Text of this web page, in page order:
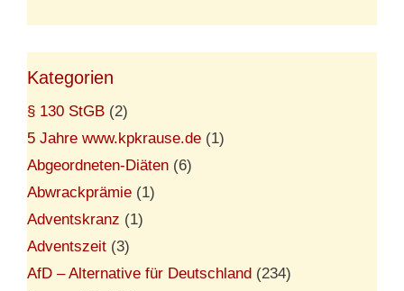
Kategorien
§ 130 StGB (2)
5 Jahre www.kpkrause.de (1)
Abgeordneten-Diäten (6)
Abwrackprämie (1)
Adventskranz (1)
Adventszeit (3)
AfD – Alternative für Deutschland (234)